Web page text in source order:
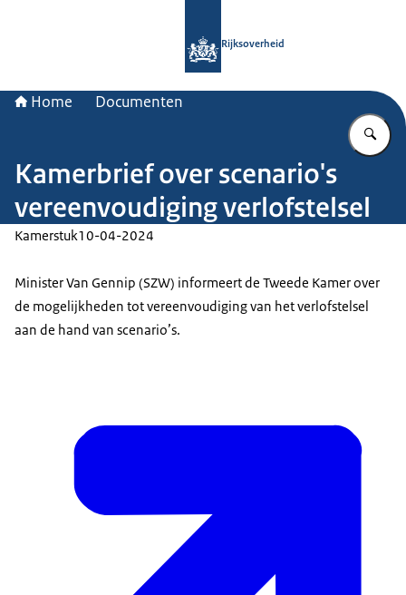
Rijksoverheid
Home Documenten
Kamerbrief over scenario's
vereenvoudiging verlofstelsel
Kamerstuk10-04-2024
Minister Van Gennip (SZW) informeert de Tweede Kamer over
de mogelijkheden tot vereenvoudiging van het verlofstelsel
aan de hand van scenario’s.